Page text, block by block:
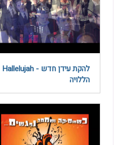
להקת עידן חדש - Hallelujah
הללויה